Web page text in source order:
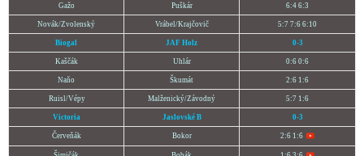
Gažo Puškár 6:4 6:3
Novák/Zvolenský Vrábel/Krajčovič 5:7 7:6 6:10
Biogal JAF Holz 0-3
Kaščák Uhlár 0:6 0:6
Naňo Škumát 2:6 1:6
Ruisl/Vépy Malženický/Závodný 5:7 1:6
Victoria Jaslovské B 0-3
Červeňák Bokor 2:6 1:6